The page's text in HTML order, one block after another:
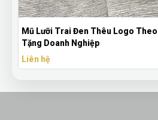
Trai Đen Thêu Logo Theo Yêu Cầu –
Doanh Nghiệp